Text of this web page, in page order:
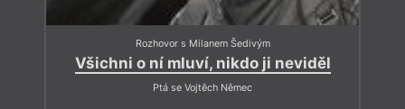
Rozhovor s Milanem Šedivým
Všichni o ní mluví, nikdo ji neviděl
Ptá se Vojtěch Němec